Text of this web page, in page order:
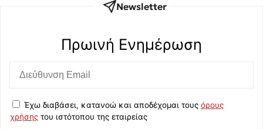
Newsletter
Πρωινή Eνημέρωση
Έχω διαβάσει, κατανοώ και αποδέχομαι τους όρους
χρήσης του ιστότοπου της εταιρείας